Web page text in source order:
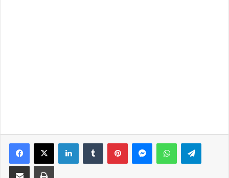
Facebook
X LinkedInTumblr PinterestMessengerWhatsApp
Share via Email Print